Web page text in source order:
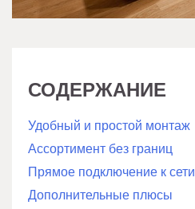
СОДЕРЖАНИЕ
Удобный и простой монтаж
Ассортимент без границ
Прямое подключение к сети
Дополнительные плюсы